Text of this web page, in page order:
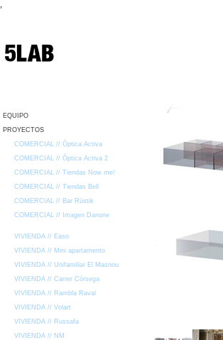
EQUIPO
PROYECTOS
COMERCIAL // Óptica Activa
COMERCIAL // Óptica Activa 2
COMERCIAL // Tiendas Now me!
COMERCIAL // Tiendas Bell
COMERCIAL // Bar Rüstik
COMERCIAL // Imagen Danone
VIVIENDA // Easo
VIVIENDA // Mini apartamento
VIVIENDA // Unifamiliar El Masnou
VIVIENDA // Carrer Còrsega
VIVIENDA // Rambla Raval
VIVIENDA // Volart
VIVIENDA // Russafa
VIVIENDA // NM